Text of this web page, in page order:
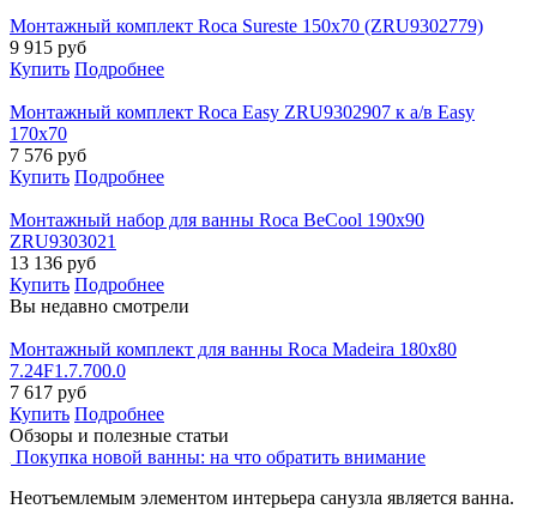
Монтажный комплект Roca Sureste 150x70 (ZRU9302779)
9 915 руб
Купить Подробнее
Монтажный комплект Roca Easy ZRU9302907 к а/в Easy
170x70
7 576 руб
Купить Подробнее
Монтажный набор для ванны Roca BeCool 190x90
ZRU9303021
13 136 руб
Купить Подробнее
Вы недавно смотрели
Монтажный комплект для ванны Roca Madeira 180x80
7.24F1.7.700.0
7 617 руб
Купить Подробнее
Обзоры и полезные статьи
Покупка новой ванны: на что обратить внимание
Неотъемлемым элементом интерьера санузла является ванна.